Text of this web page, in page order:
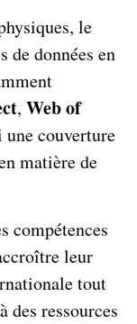
le
de données en
, Web of
une couverture
matière de
compétences
leur
tout
des ressources